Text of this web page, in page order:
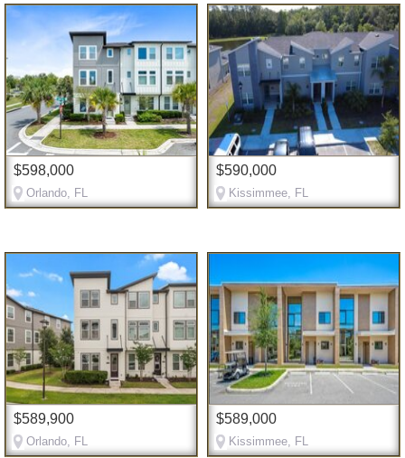
$598,000
Orlando, FL
$590,000
Kissimmee, FL
$589,900
Orlando, FL
$589,000
Kissimmee, FL